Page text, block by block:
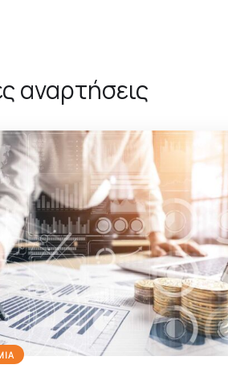
αναρτήσεις